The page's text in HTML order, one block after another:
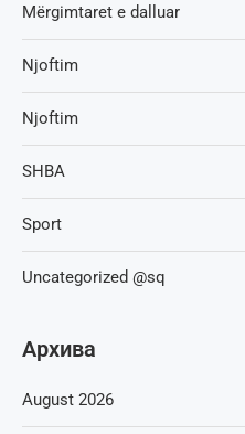
Mërgimtaret e dalluar
Njoftim
Njoftim
SHBA
Sport
Uncategorized @sq
Архива
August 2026